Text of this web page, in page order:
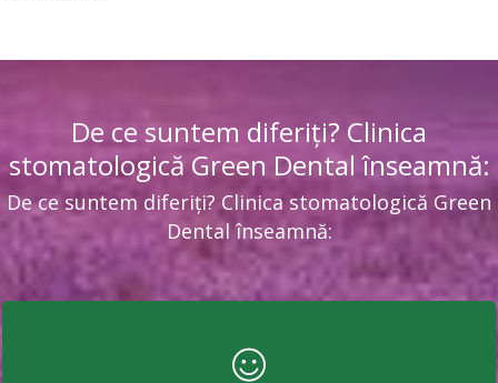
De ce suntem diferiți? Clinica
stomatologică Green Dental înseamnă:
De ce suntem diferiți? Clinica stomatologică Green
Dental înseamnă: